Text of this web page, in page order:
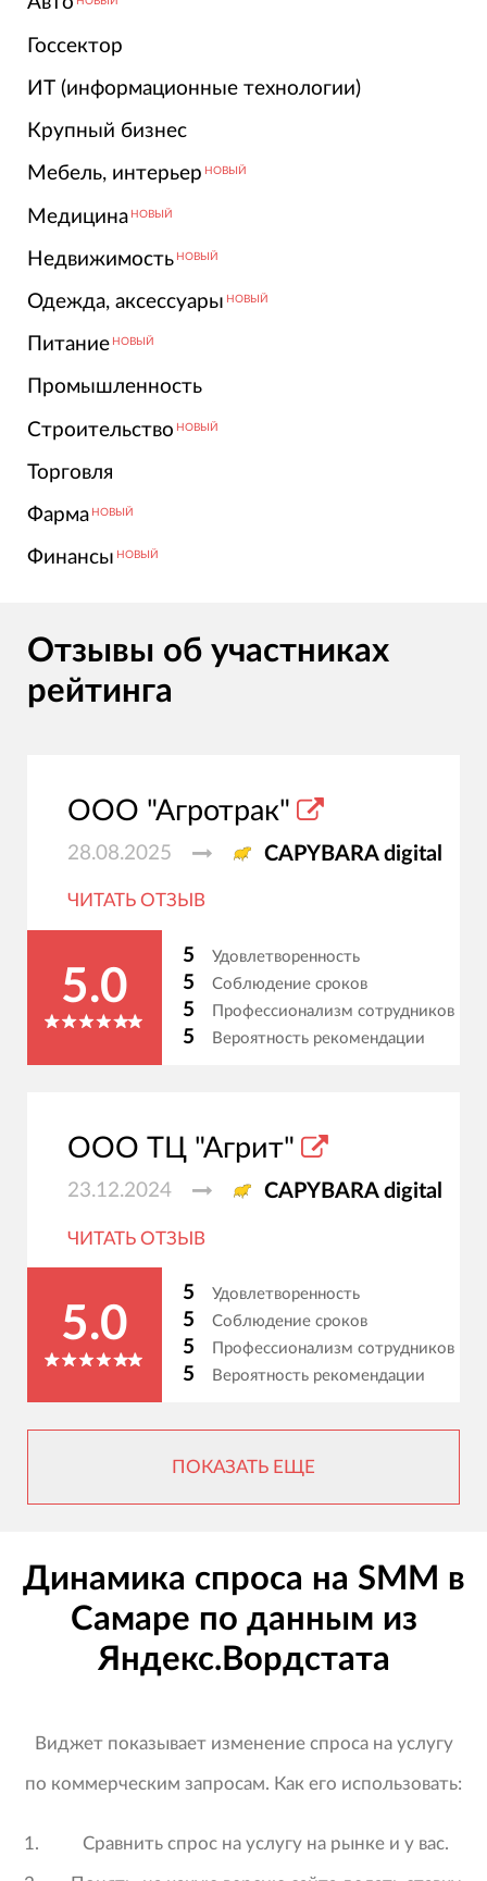
Госсектор
ИТ (информационные технологии)
Крупный бизнес
Мебель, интерьер НОВЫЙ
Медицина НОВЫЙ
Недвижимость НОВЫЙ
Одежда, аксессуары НОВЫЙ
Питание НОВЫЙ
Промышленность
Строительство НОВЫЙ
Торговля
Фарма НОВЫЙ
Финансы НОВЫЙ
Отзывы об участниках
рейтинга
ООО "Агротрак"
28.08.2025 CAPYBARA digital
ЧИТАТЬ ОТЗЫВ
5.0
5 Удовлетворенность
5 Соблюдение сроков
5 Профессионализм сотрудников
5 Вероятность рекомендации
ООО ТЦ "Агрит"
23.12.2024 CAPYBARA digital
ЧИТАТЬ ОТЗЫВ
5.0
5 Удовлетворенность
5 Соблюдение сроков
5 Профессионализм сотрудников
5 Вероятность рекомендации
ПОКАЗАТЬ ЕЩЕ
Динамика спроса на SMM в
Самаре по данным из
Яндекс.Вордстата
Виджет показывает изменение спроса на услугу
по коммерческим запросам. Как его использовать:
Сравнить спрос на услугу на рынке и у вас.